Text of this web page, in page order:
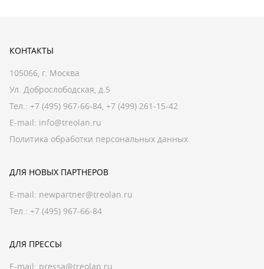
КОНТАКТЫ
105066, г. Москва
Ул. Доброслободская, д.5
Тел.: +7 (495) 967-66-84, +7 (499) 261-15-42
E-mail: info@treolan.ru
Политика обработки персональных данных
ДЛЯ НОВЫХ ПАРТНЕРОВ
E-mail: newpartner@treolan.ru
Тел.: +7 (495) 967-66-84
ДЛЯ ПРЕССЫ
E-mail: pressa@treolan.ru